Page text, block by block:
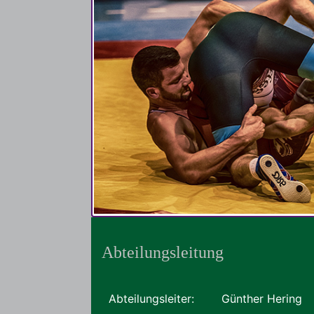
Abteilungsleitung
Abteilungsleiter: Günther Hering